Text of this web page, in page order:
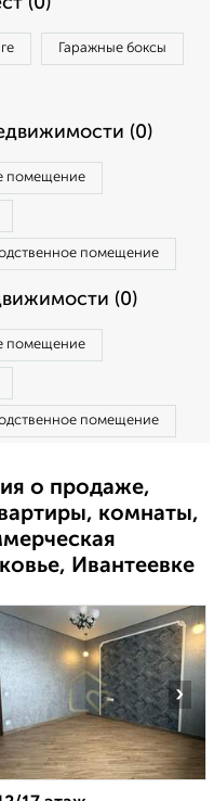
Гаражные боксы
(0)
помещение
помещение
(0)
помещение
помещение
о продаже,
комнаты,
Ивантеевке
›